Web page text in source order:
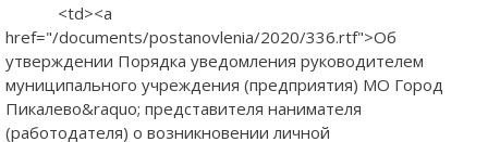
<td><a
href="/documents/postanovlenia/2020/336.rtf">Об
утверждении Порядка уведомления руководителем
муниципального учреждения (предприятия) МО Город
Пикалево&raquo; представителя нанимателя
(работодателя) о возникновении личной